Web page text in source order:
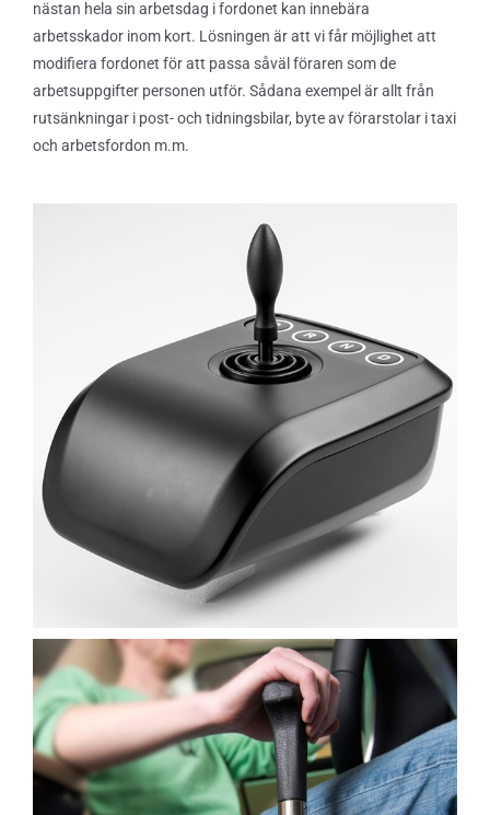
nästan hela sin arbetsdag i fordonet kan innebära
arbetsskador inom kort. Lösningen är att vi får möjlighet att
modifiera fordonet för att passa såväl föraren som de
arbetsuppgifter personen utför. Sådana exempel är allt från
rutsänkningar i post- och tidningsbilar, byte av förarstolar i taxi
och arbetsfordon m.m.